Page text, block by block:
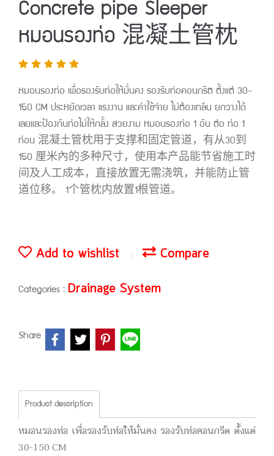
Concrete pipe Sleeper
หมอนรองท่อ 混凝土管枕
หมอนรองท่อ เพื่อรองรับท่อให้มั่นคง รองรับท่อคอนกรีต ตั้งแต่ 30-
150 CM ประหยัดเวลา แรงงาน และค่าใช้จ่าย ไม่ต้องเทลีน ยกวางได้
เลยและป้องกันท่อไม่ให้กลิ้ง สวยงาม หมอนรองท่อ 1 อัน ต่อ ท่อ 1
ท่อน 混凝土管枕用于支撑和固定管道，有从30到
150 厘米內的多种尺寸，使用本产品能节省施工时
间及人工成本，直接放置无需浇筑，并能防止管
道位移。 1个管枕内放置1根管道。
Add to wishlist Compare
Categories : Drainage System
Share
Product description
หมอนรองท่อ เพื่อรองรับท่อให้มั่นคง รองรับท่อคอนกรีต ตั้งแต่
30-150 CM